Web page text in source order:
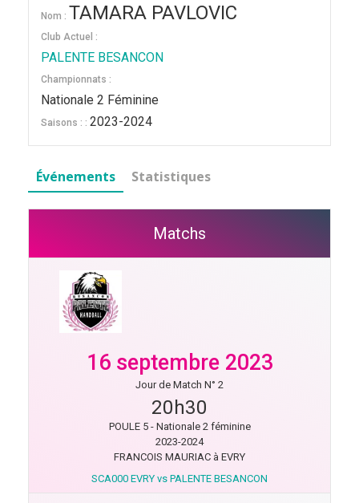
Nom : TAMARA PAVLOVIC
Club Actuel :
PALENTE BESANCON
Championnats :
Nationale 2 Féminine
Saisons : : 2023-2024
Événements Statistiques
Matchs
16 septembre 2023
Jour de Match N° 2
20h30
POULE 5 - Nationale 2 féminine
2023-2024
FRANCOIS MAURIAC à EVRY
SCA000 EVRY vs PALENTE BESANCON